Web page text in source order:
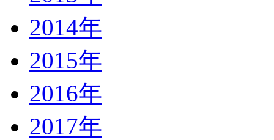
2014年
2015年
2016年
2017年